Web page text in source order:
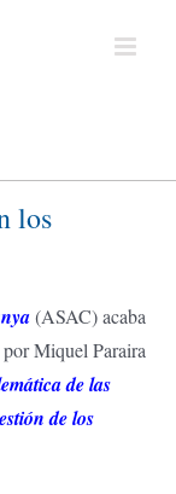
los
(ASAC) acaba
Miquel Paraira
de las
de los